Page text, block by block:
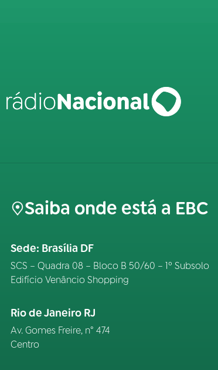
Saiba onde está a EBC
Sede: Brasília DF
SCS – Quadra 08 – Bloco B 50/60 – 1º Subsolo
Edifício Venâncio Shopping
Rio de Janeiro RJ
Av. Gomes Freire, n° 474
Centro